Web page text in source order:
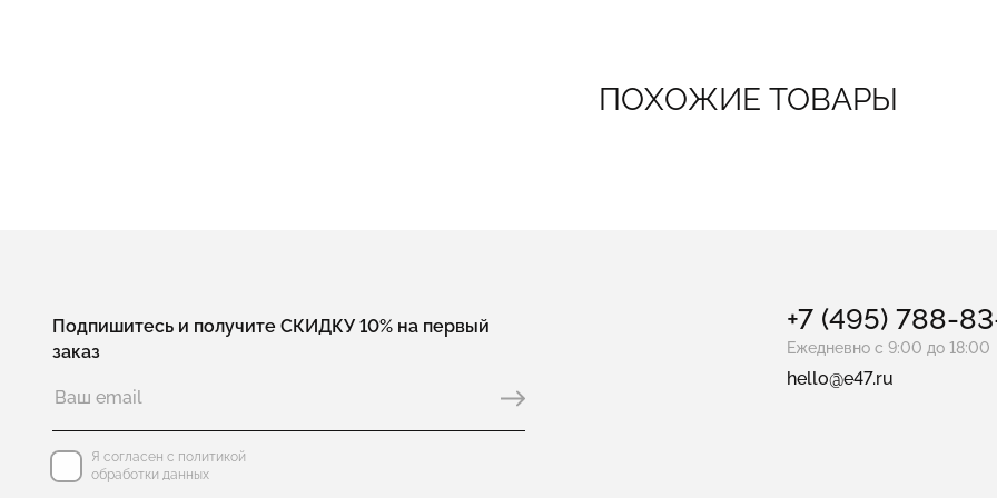
ПОХОЖИЕ ТОВАРЫ
Подпишитесь и получите СКИДКУ 10% на первый
заказ
Я согласен с политикой
обработки данных
+7 (495) 788-
Ежедневно с 9:00 до 18:00
hello@e47.ru